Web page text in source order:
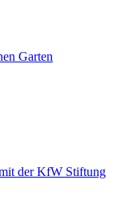
Garten
der KfW Stiftung